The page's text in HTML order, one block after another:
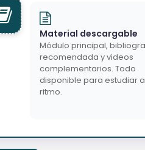
Material descargable
Módulo principal,
recomendada y videos
complementarios. Todo
disponible para estudiar
ritmo.